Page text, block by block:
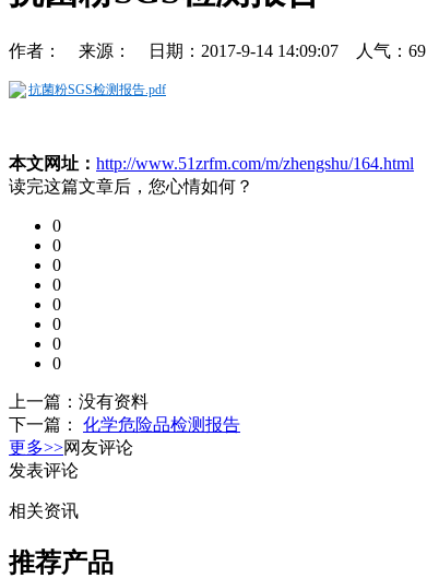
作者： 来源： 日期：2017-9-14 14:09:07 人气： 69
抗菌粉SGS检测报告.pdf
本文网址： http://www.51zrfm.com/m/zhengshu/164.html
读完这篇文章后，您心情如何？
0
0
0
0
0
0
0
0
上一篇： 没有资料
下一篇： 化学危险品检测报告
更多>>网友评论
发表评论
相关资讯
推荐产品